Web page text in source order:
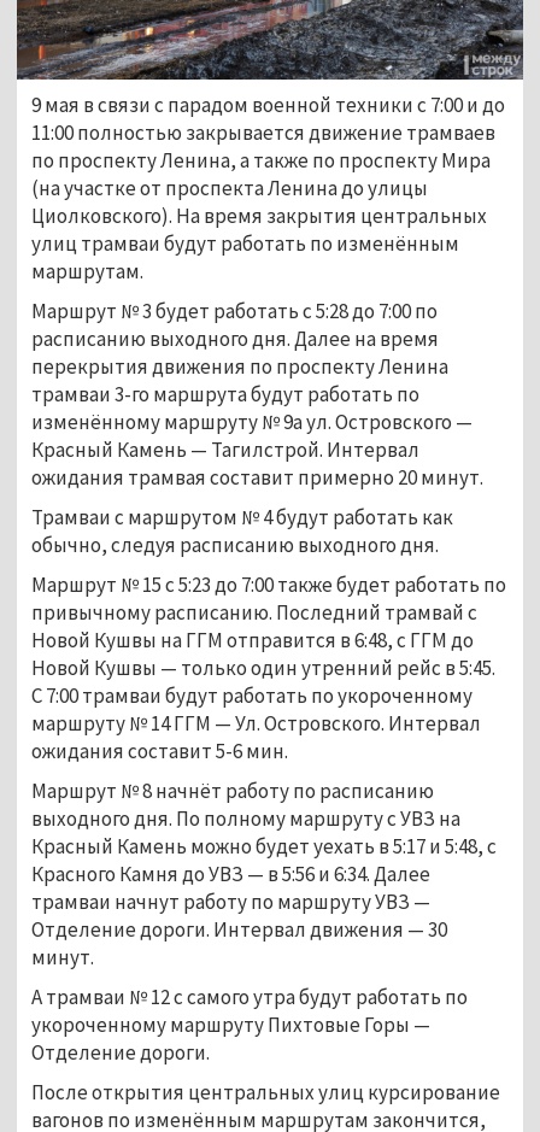
9 мая в связи с парадом военной техники с 7:00 и до
11:00 полностью закрывается движение трамваев
по проспекту Ленина, а также по проспекту Мира
(на участке от проспекта Ленина до улицы
Циолковского). На время закрытия центральных
улиц трамваи будут работать по изменённым
маршрутам.
Маршрут № 3 будет работать с 5:28 до 7:00 по
расписанию выходного дня. Далее на время
перекрытия движения по проспекту Ленина
трамваи 3-го маршрута будут работать по
изменённому маршруту № 9а ул. Островского —
Красный Камень — Тагилстрой. Интервал
ожидания трамвая составит примерно 20 минут.
Трамваи с маршрутом № 4 будут работать как
обычно, следуя расписанию выходного дня.
Маршрут № 15 с 5:23 до 7:00 также будет работать по
привычному расписанию. Последний трамвай с
Новой Кушвы на ГГМ отправится в 6:48, с ГГМ до
Новой Кушвы — только один утренний рейс в 5:45.
С 7:00 трамваи будут работать по укороченному
маршруту № 14 ГГМ — Ул. Островского. Интервал
ожидания составит 5-6 мин.
Маршрут № 8 начнёт работу по расписанию
выходного дня. По полному маршруту с УВЗ на
Красный Камень можно будет уехать в 5:17 и 5:48, с
Красного Камня до УВЗ — в 5:56 и 6:34. Далее
трамваи начнут работу по маршруту УВЗ —
Отделение дороги. Интервал движения — 30
минут.
А трамваи № 12 с самого утра будут работать по
укороченному маршруту Пихтовые Горы —
Отделение дороги.
После открытия центральных улиц курсирование
вагонов по изменённым маршрутам закончится,